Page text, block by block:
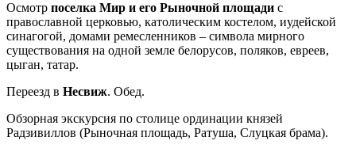
Осмотр поселка Мир и его Рыночной площади с
православной церковью, католическим костелом, иудейской
синагогой, домами ремесленников – символа мирного
существования на одной земле белорусов, поляков, евреев,
цыган, татар.
Переезд в Несвиж. Обед.
Обзорная экскурсия по столице ординации князей
Радзивиллов (Рыночная площадь, Ратуша, Слуцкая брама).